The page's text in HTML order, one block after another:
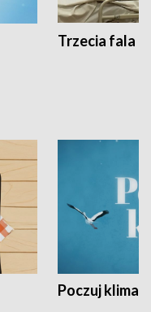
Trzecia fala -
Poczuj klimat